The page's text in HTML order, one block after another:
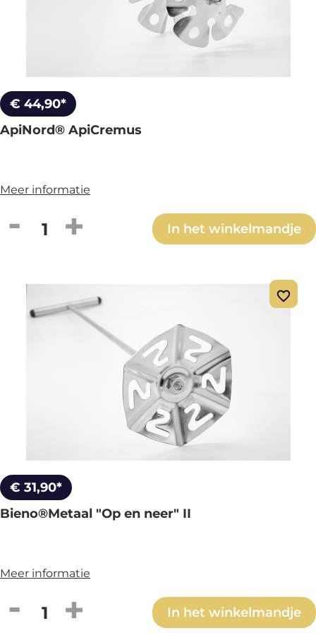
€ 44,90*
ApiNord® ApiCremus
Meer informatie
Producthoeveelheid: Voer deIn het winkelmandje
€ 31,90*
Bieno®Metaal "Op en neer" II
Meer informatie
Producthoeveelheid: Voer deIn het winkelmandje